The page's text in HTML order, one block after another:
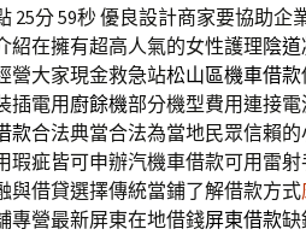
25分 59秒優良設計商家要協助企
紹在擁有超高人氣的女性護理陰
營大家現金救急站松山區機車借款
插電用 廚餘機部分機型費用連接
款合法典當合法為當地民眾信賴
瑕疵皆可申辦汽機車借款可用雷
與借貸選擇傳統當鋪了解借款方式
專營最新屏東在地借錢屏東借款缺